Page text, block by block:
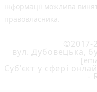
інформації можлива
правовласника.
©2017-
вул. Дубовецька,
Cуб'єкт у сфері
-